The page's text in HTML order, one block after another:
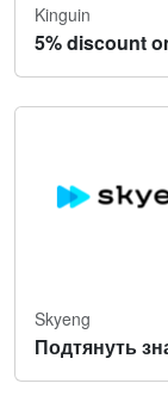
Kinguin
5% discount
Skyeng
Подтянуть